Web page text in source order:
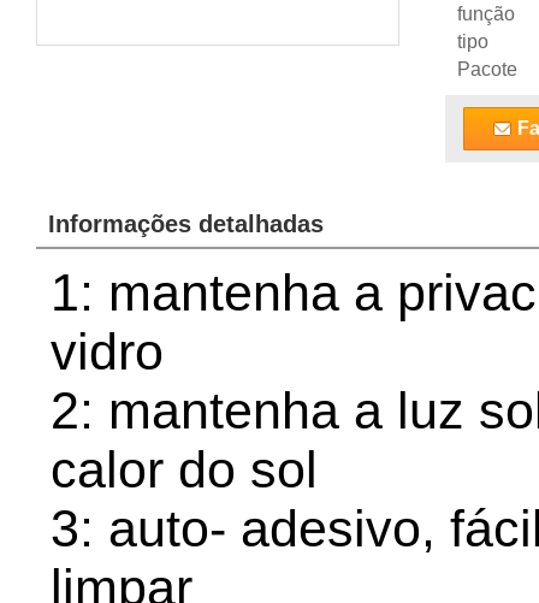
função
tipo
Pacote
Informações detalhadas
1: mantenha a
vidro
2: mantenha a luz
calor do sol
3: auto- adesivo,
limpar